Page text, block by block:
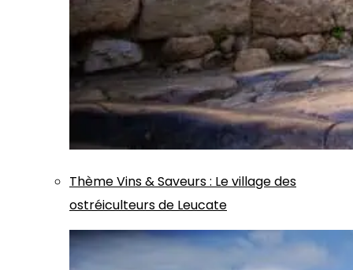
ThèmeVins & Saveurs: Le village des
ostréiculteurs de Leucate